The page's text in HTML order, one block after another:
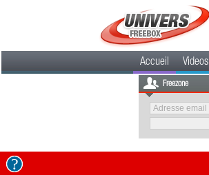
Accueil Videos
Freezone